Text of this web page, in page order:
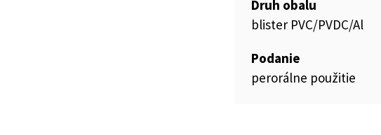
Druh obalu
blister PVC/PVDC/Al
Podanie
perorálne použitie